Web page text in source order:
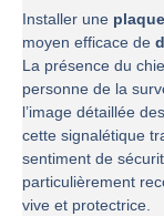
Installer une
moyen efficace de
La présence du
personne de la
l’image détaillée
cette signalétique
sentiment de
particulièrement
vive et protectrice.